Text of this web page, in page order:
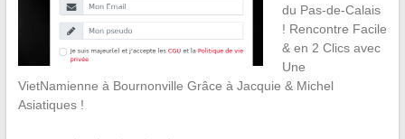
du Pas-de-Calais
! Rencontre Facile
& en 2 Clics avec
Une
VietNamienne à Bournonville Grâce à Jacquie & Michel
Asiatiques !